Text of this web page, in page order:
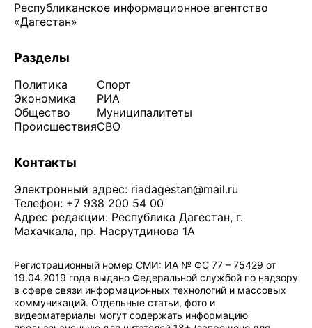
Республиканское информационное агентство
«Дагестан»
Разделы
Политика
Экономика
Общество
Происшествия
Спорт
РИА
Муниципалитеты
СВО
Контакты
Электронный адрес: riadagestan@mail.ru
Телефон: +7 938 200 54 00
Адрес редакции: Республика Дагестан, г.
Махачкала, пр. Насрутдинова 1А
Регистрационный номер СМИ: ИА № ФС 77 – 75429 от
19.04.2019 года выдано Федеральной службой по надзору
в сфере связи информационных технологий и массовых
коммуникаций. Отдельные статьи, фото и
видеоматериалы могут содержать информацию